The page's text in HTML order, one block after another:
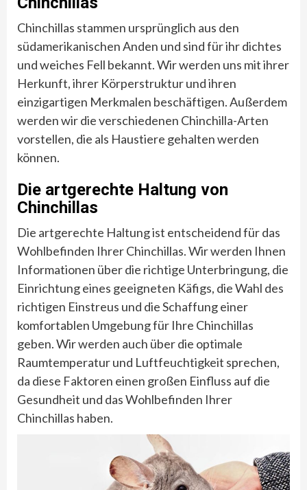
Chinchillas stammen ursprünglich aus den
südamerikanischen Anden und sind für ihr dichtes
und weiches Fell bekannt. Wir werden uns mit ihrer
Herkunft, ihrer Körperstruktur und ihren
einzigartigen Merkmalen beschäftigen. Außerdem
werden wir die verschiedenen Chinchilla-Arten
vorstellen, die als Haustiere gehalten werden
können.
Die artgerechte Haltung von
Chinchillas
Die artgerechte Haltung ist entscheidend für das
Wohlbefinden Ihrer Chinchillas. Wir werden Ihnen
Informationen über die richtige Unterbringung, die
Einrichtung eines geeigneten Käfigs, die Wahl des
richtigen Einstreus und die Schaffung einer
komfortablen Umgebung für Ihre Chinchillas
geben. Wir werden auch über die optimale
Raumtemperatur und Luftfeuchtigkeit sprechen,
da diese Faktoren einen großen Einfluss auf die
Gesundheit und das Wohlbefinden Ihrer
Chinchillas haben.